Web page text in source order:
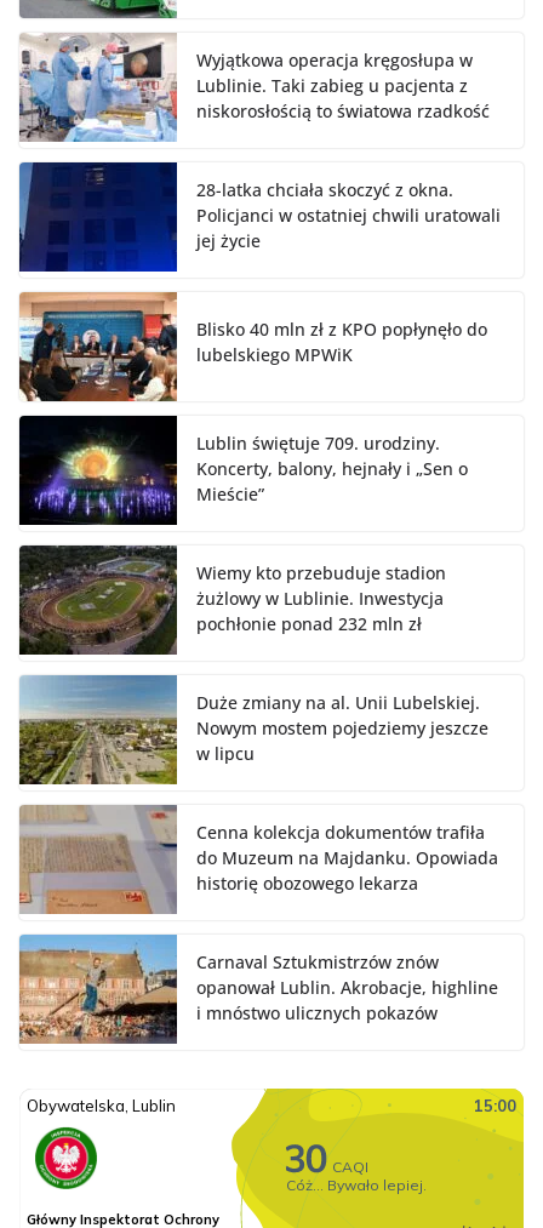
Wyjątkowa operacja kręgosłupa w
Lublinie. Taki zabieg u pacjenta z
niskorosłością to światowa rzadkość
28-latka chciała skoczyć z okna.
Policjanci w ostatniej chwili uratowali
jej życie
Blisko 40 mln zł z KPO popłynęło do
lubelskiego MPWiK
Lublin świętuje 709. urodziny.
Koncerty, balony, hejnały i „Sen o
Mieście”
Wiemy kto przebuduje stadion
żużlowy w Lublinie. Inwestycja
pochłonie ponad 232 mln zł
Duże zmiany na al. Unii Lubelskiej.
Nowym mostem pojedziemy jeszcze
w lipcu
Cenna kolekcja dokumentów trafiła
do Muzeum na Majdanku. Opowiada
historię obozowego lekarza
Carnaval Sztukmistrzów znów
opanował Lublin. Akrobacje, highline
i mnóstwo ulicznych pokazów